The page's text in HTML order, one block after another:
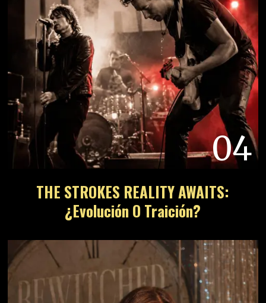
04
THE STROKES REALITY AWAITS:
¿Evolución O Traición?